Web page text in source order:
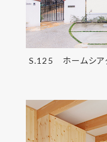
S.125 ホームシア